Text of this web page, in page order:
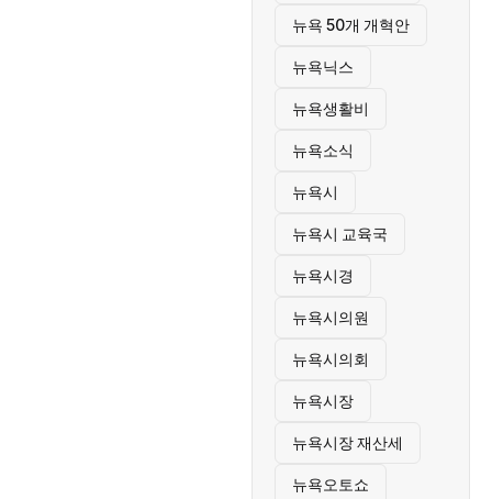
뉴욕 50개 개혁안
뉴욕닉스
뉴욕생활비
뉴욕소식
뉴욕시
뉴욕시 교육국
뉴욕시경
뉴욕시의원
뉴욕시의회
뉴욕시장
뉴욕시장 재산세
뉴욕오토쇼